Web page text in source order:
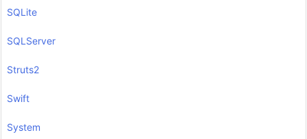
SQLite
SQLServer
Struts2
Swift
System